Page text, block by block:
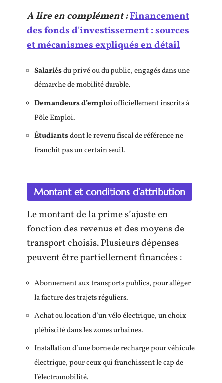
A lire en complément :Financement
des fonds d'investissement : sources
et mécanismes expliqués en détail
Salariésdu privé ou du public, engagés dans une
démarche de mobilité durable.
Demandeurs d’emploiofficiellement inscrits à
Pôle Emploi.
Étudiantsdont le revenu fiscal de référence ne
franchit pas un certain seuil.
Montant et conditions d’attribution
Le montant de la prime s’ajuste en
fonction des revenus et des moyens de
transport choisis. Plusieurs dépenses
peuvent être partiellement financées :
Abonnement aux transports publics, pour alléger
la facture des trajets réguliers.
Achat ou location d’un vélo électrique, un choix
plébiscité dans les zones urbaines.
Installation d’une borne de recharge pour véhicule
électrique, pour ceux qui franchissent le cap de
l’électromobilité.